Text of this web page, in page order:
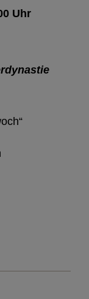
Uhr